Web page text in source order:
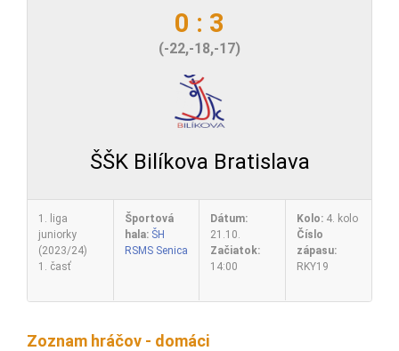
0 : 3
(-22,-18,-17)
ŠŠK Bilíkova Bratislava
1. liga
juniorky
(2023/24)
1. časť
Športová
hala: ŠH
RSMS Senica
Dátum:
21.10.
Začiatok:
14:00
Kolo:4. kolo
Číslo
zápasu:
RKY19
Zoznam hráčov - domáci